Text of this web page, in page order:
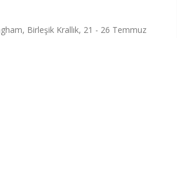
Birleşik Krallık, 21 - 26 Temmuz